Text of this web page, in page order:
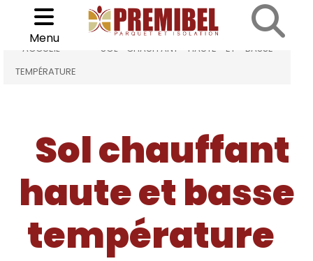
Sol chauffant haute et basse température
Choisir son parquet
Menu
ACCUEIL
SOL CHAUFFANT HAUTE ET BASSE
TEMPÉRATURE
Sol chauffant
haute et basse
température
Cookies management panel